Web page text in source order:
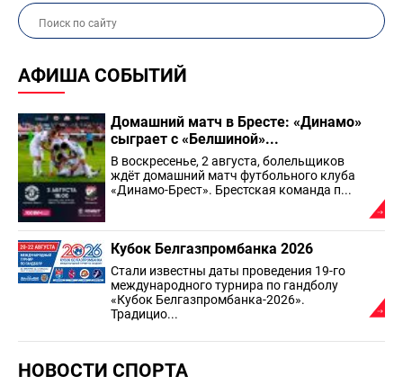
АФИША СОБЫТИЙ
Домашний матч в Бресте: «Динамо»
сыграет с «Белшиной»...
В воскресенье, 2 августа, болельщиков
ждёт домашний матч футбольного клуба
«Динамо-Брест». Брестская команда п...
Кубок Белгазпромбанка 2026
Стали известны даты проведения 19-го
международного турнира по гандболу
«Кубок Белгазпромбанка-2026».
Традицио...
НОВОСТИ СПОРТА